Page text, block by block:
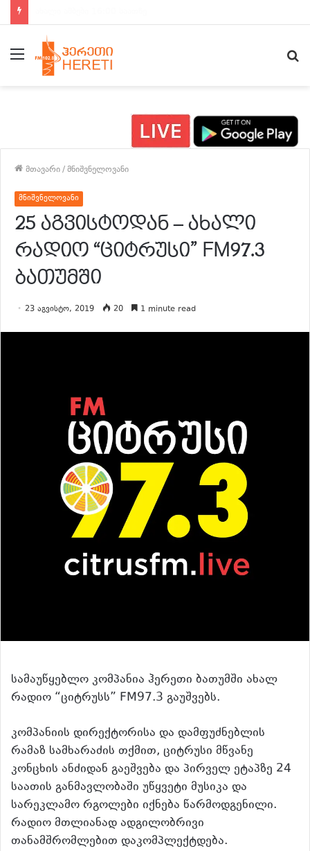
მენიუ
მთავარი/მნიშვნელოვანი
მნიშვნელოვანი
25 აგვისტოდან – ახალი
რადიო “ციტრუსი” FM97.3
ბათუმში
23 აგვისტო, 2019 20 1 minute read
სამაუწყებლო კომპანია ჰერეთი ბათუმში ახალ
რადიო “ციტრუსს” FM97.3 გაუშვებს.
კომპანიის დირექტორისა და დამფუძნებლის
რამაზ სამხარაძის თქმით, ციტრუსი მწვანე
კონცხის ანძიდან გაეშვება და პირველ ეტაპზე 24
საათის განმავლობაში უწყვეტი მუსიკა და
სარეკლამო რგოლები იქნება წარმოდგენილი.
რადიო მთლიანად ადგილობრივი
თანამშრომლებით დაკომპლექტდება.